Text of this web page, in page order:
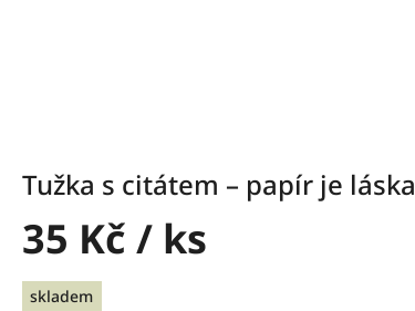
Tužka s citátem – papír je láska
35 Kč / ks
Měrná
cena:
skladem